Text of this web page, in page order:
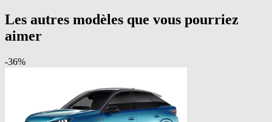
Les autres modèles que vous pourriez
aimer
-36%